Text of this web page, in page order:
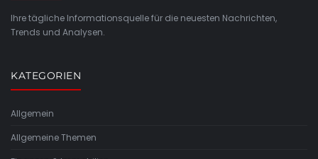
Ihre tägliche Informationsquelle für die neuesten Nachrichten,
Trends und Analysen.
KATEGORIEN
Allgemein
Allgemeine Themen